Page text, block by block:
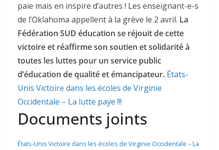
paie mais en inspire d’autres ! Les enseignant-e-s
de l’Oklahoma appellent à la grève le 2 avril. La
Fédération SUD éducation se réjouit de cette
victoire et réaffirme son soutien et solidarité à
toutes les luttes pour un service public
d’éducation de qualité et émancipateur. États-
Unis Victoire dans les écoles de Virginie
Occidentale – La lutte paye !!!
Documents joints
États-Unis Victoire dans les écoles de Virginie Occidentale – La